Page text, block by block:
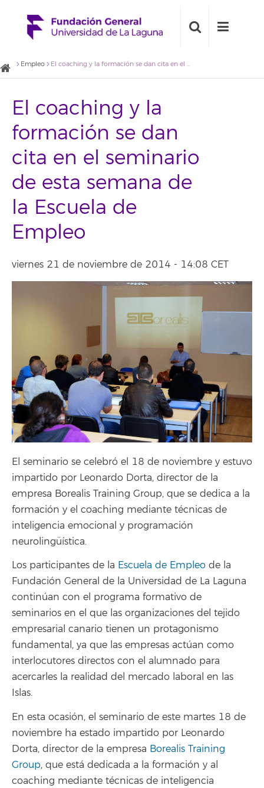
Empleo El coaching y la formación se dan cita en el seminario de esta semana de la Escuela de Empleo
El coaching y la
formación se dan
cita en el seminario
de esta semana de
la Escuela de
Empleo
viernes 21 de noviembre de 2014 - 14:08 CET
El seminario se celebró el 18 de noviembre y estuvo
impartido por Leonardo Dorta, director de la
empresa Borealis Training Group, que se dedica a la
formación y el coaching mediante técnicas de
inteligencia emocional y programación
neurolingüística.
Los participantes de la Escuela de Empleo de la
Fundación General de la Universidad de La Laguna
continúan con el programa formativo de
seminarios en el que las organizaciones del tejido
empresarial canario tienen un protagonismo
fundamental, ya que las empresas actúan como
interlocutores directos con el alumnado para
acercarles la realidad del mercado laboral en las
Islas.
En esta ocasión, el seminario de este martes 18 de
noviembre ha estado impartido por Leonardo
Dorta, director de la empresa Borealis Training
Group, que está dedicada a la formación y al
coaching mediante técnicas de inteligencia